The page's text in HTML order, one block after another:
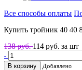
Все способы оплаты
Купить тройник 40 40
138 руб.114 руб. за шт
-
В корзину
Добавлено